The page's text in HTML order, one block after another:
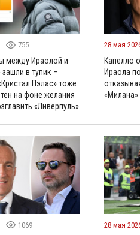
755
между Ираолой и
в тупик –
Пэлас» тоже
на фоне желания
«Ливерпуль»
28 мая
Капелло
Ираола
«Милана»
1069 28 мая